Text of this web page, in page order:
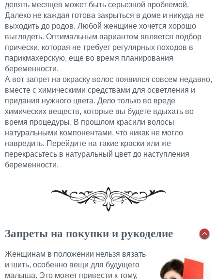
девять месяцев может быть серьезной проблемой.
Далеко не каждая готова закрыться в доме и никуда не
выходить до родов. Любой женщине хочется хорошо
выглядеть. Оптимальным вариантом является подбор
прически, которая не требует регулярных походов в
парикмахерскую, еще во время планирования
беременности.
А вот запрет на окраску волос появился совсем недавно,
вместе с химическими средствами для осветления и
придания нужного цвета. Дело только во вреде
химических веществ, которые вы будете вдыхать во
время процедуры. В прошлом красили волосы
натуральными компонентами, что никак не могло
навредить. Перейдите на такие краски или же
перекрасьтесь в натуральный цвет до наступления
беременности.
Запреты на покупки и рукоделие
Женщинам в положении нельзя вязать
и шить, особенно вещи для будущего
малыша. Это может привести к тому,